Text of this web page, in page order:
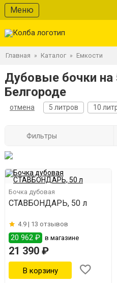
Меню
Главная » Каталог » Емкости
Дубовые бочки на
Белгороде
отмена 5 литров 10
Фильтры
Бочка дубовая
СТАВБОНДАРЬ, 50 л
4.9 | 13 отзывов
20 962 ₽ в магазине
21 390 ₽